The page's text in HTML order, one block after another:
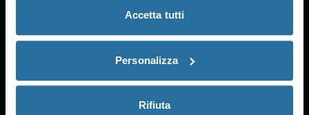
Accetta tutti
Personalizza
Rifiuta
Service Agreements and
GDPR
SLA